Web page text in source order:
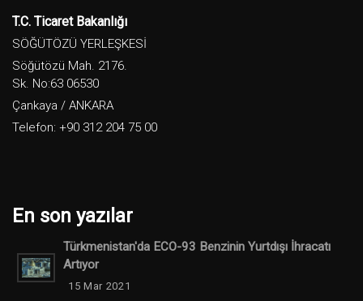
T.C. Ticaret Bakanlığı
SÖĞÜTÖZÜ YERLEŞKESİ
Söğütözü Mah. 2176.
Sk. No:63 06530
Çankaya / ANKARA
Telefon: +90 312 204 75 00
En son yazılar
Türkmenistan'da ECO-93 Benzinin Yurtdışı İhracatı
Artıyor
15 Mar 2021